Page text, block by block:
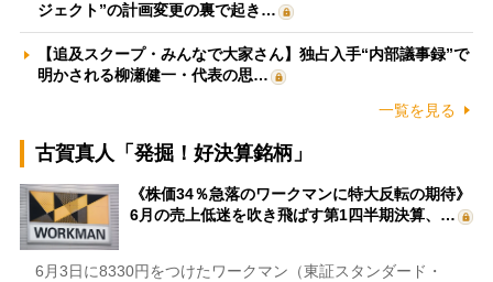
ジェクト”の計画変更の裏で起き…
【追及スクープ・みんなで大家さん】独占入手“内部議事録”で
明かされる柳瀬健一・代表の思…
一覧を見る
古賀真人「発掘！好決算銘柄」
《株価34％急落のワークマンに特大反転の期待》
6月の売上低迷を吹き飛ばす第1四半期決算、…
6月3日に8330円をつけたワークマン（東証スタンダード・